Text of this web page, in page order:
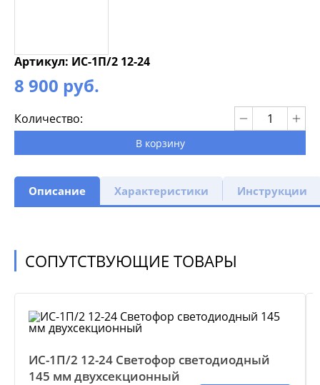
Артикул: ИС-1П/2 12-24
8 900 руб.
Количество:
В корзину
Описание Характеристики Инструкции
СОПУТСТВУЮЩИЕ ТОВАРЫ
ИС-1П/2 12-24 Светофор светодиодный
145 мм двухсекционный